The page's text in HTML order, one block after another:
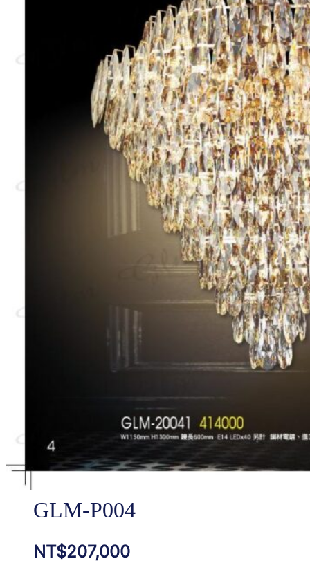
GLM-P004
NT$207,000